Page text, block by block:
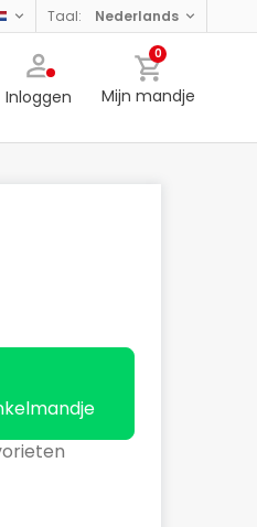
taal: nederlands
Inloggen
0
Mijn mandje